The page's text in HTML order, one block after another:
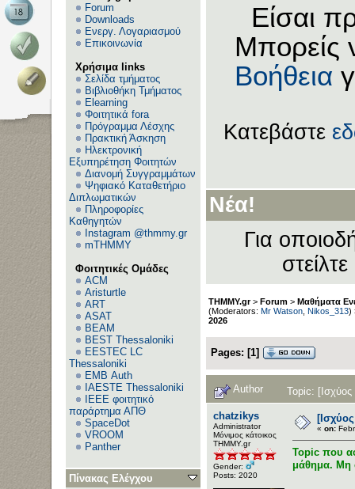
Forum
Downloads
Ενεργ. Λογαριασμού
Επικοινωνία
Χρήσιμα links
Σελίδα τμήματος
Βιβλιοθήκη Τμήματος
Elearning
Φοιτητικά fora
Πρόγραμμα Λέσχης
Πρακτική Άσκηση
Ηλεκτρονική
Εξυπηρέτηση Φοιτητών
Διανομή Συγγραμμάτων
Ψηφιακό Καταθετήριο
Διπλωματικών
Πληροφορίες
Καθηγητών
Instagram @thmmy.gr
mTHMMY
Φοιτητικές Ομάδες
ACM
Aristurtle
ART
ASAT
BEAM
BEST Thessaloniki
EESTEC LC
Thessaloniki
EΜΒ Auth
IAESTE Thessaloniki
IEEE φοιτητικό
παράρτημα ΑΠΘ
SpaceDot
VROOM
Panther
Πίνακας Ελέγχου
Είσαι
Μπορείς
Βοήθεια
Κατεβάστε
Νέα!
Για
THMMY.gr> Forum > Μαθήματα
(Moderators: Mr Watson, Nikos_313)
2026
Pages: [1]
Author Topic: [Ισχύος
chatzikys
Administrator
Μόνιμος κάτοικος
ΤΗΜΜΥ.gr
Gender:
Posts: 2020
« on:
Topic που
μάθημα. Μη